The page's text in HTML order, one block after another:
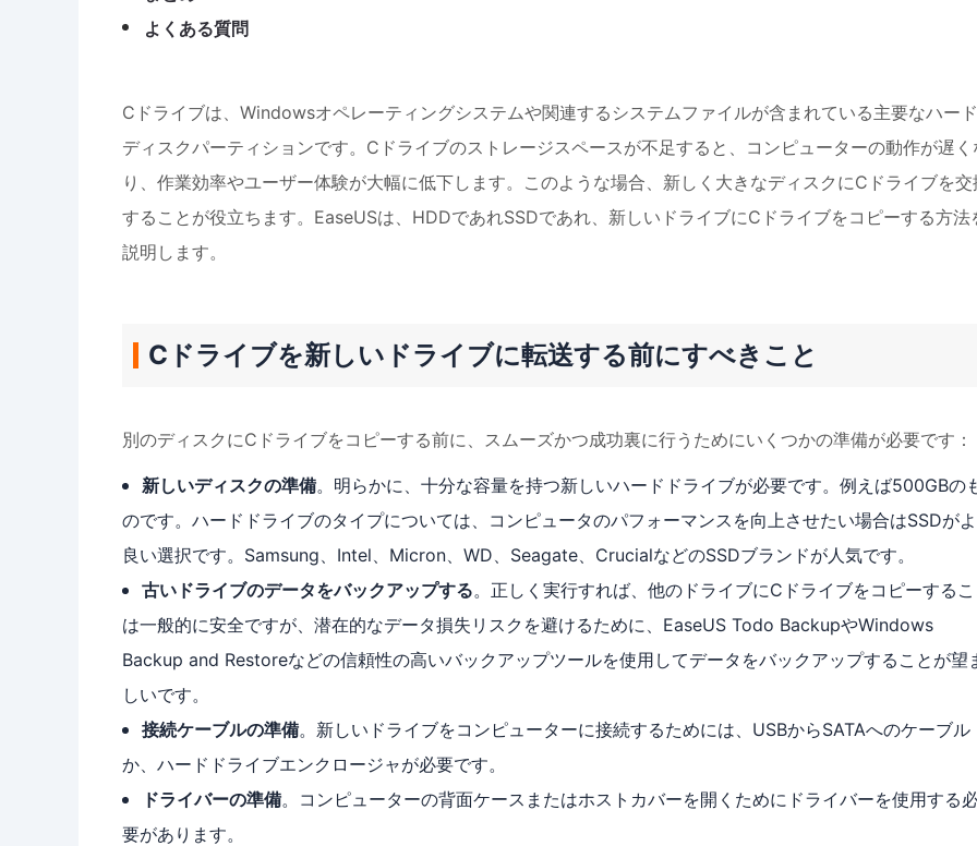
よくある質問
Cドライブは、Windowsオペレーティングシステムや関連するシステムファイルが含まれている主要なハード
ディスクパーティションです。Cドライブのストレージスペースが不足すると、コンピューターの動作が遅く
り、作業効率やユーザー体験が大幅に低下します。このような場合、新しく大きなディスクにCドライブを交
することが役立ちます。EaseUSは、HDDであれSSDであれ、新しいドライブにCドライブをコピーする方法
説明します。
Cドライブを新しいドライブに転送する前にすべきこと
別のディスクにCドライブをコピーする前に、スムーズかつ成功裏に行うためにいくつかの準備が必要です：
新しいディスクの準備。明らかに、十分な容量を持つ新しいハードドライブが必要です。例えば500GBの
のです。ハードドライブのタイプについては、コンピュータのパフォーマンスを向上させたい場合はSSDがよ
良い選択です。Samsung、Intel、Micron、WD、Seagate、CrucialなどのSSDブランドが人気です。
古いドライブのデータをバックアップする。正しく実行すれば、他のドライブにCドライブをコピーするこ
は一般的に安全ですが、潜在的なデータ損失リスクを避けるために、EaseUS Todo BackupやWindows
Backup and Restoreなどの信頼性の高いバックアップツールを使用してデータをバックアップすることが望
しいです。
接続ケーブルの準備。新しいドライブをコンピューターに接続するためには、USBからSATAへのケーブル
か、ハードドライブエンクロージャが必要です。
ドライバーの準備。コンピューターの背面ケースまたはホストカバーを開くためにドライバーを使用する
要があります。